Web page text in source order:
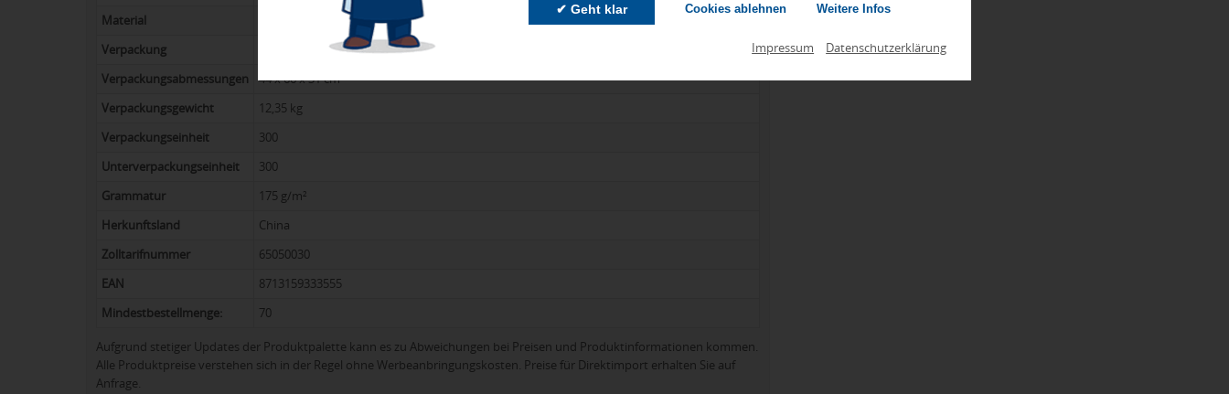
✔ Geht klar Cookies ablehnen Weitere Infos
Impressum Datenschutzerklärung
Material
Baumwolltwill 100% Baumwolle, 175 g/m²
Verpackung
Verpackungsabmessungen
44 x 66 x 31 cm
Verpackungsgewicht
12,35 kg
Verpackungseinheit
300
Unterverpackungseinheit
300
Grammatur
175 g/m²
Herkunftsland
China
Zolltarifnummer
65050030
EAN
8713159333555
Mindestbestellmenge:
70
Aufgrund stetiger Updates der Produktpalette kann es zu Abweichungen bei Preisen und Produktinformationen kommen.
Alle Produktpreise verstehen sich in der Regel ohne Werbeanbringungskosten. Preise für Direktimport erhalten Sie auf
Anfrage.